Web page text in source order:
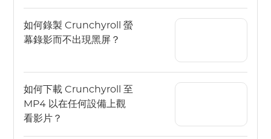
如何錄製 Crunchyroll 螢
幕錄影而不出現黑屏？
如何下載 Crunchyroll 至
MP4 以在任何設備上觀
看影片？